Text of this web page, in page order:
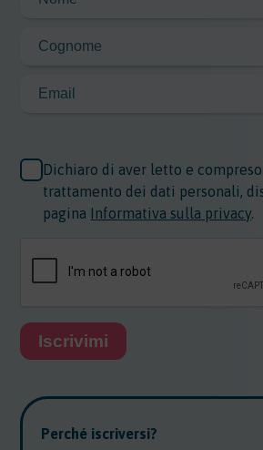
Dichiaro di aver letto e
trattamento dei dati personali,
pagina Informativa sulla privacy.
Iscrivimi
Perché iscriversi?